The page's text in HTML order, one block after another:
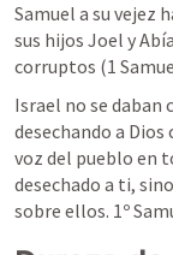
Samuel a su vejez
sus hijos Joel y
corruptos (1
Israel no se daban
desechando a Dios
voz del pueblo en
desechado a ti,
sobre ellos. 1º